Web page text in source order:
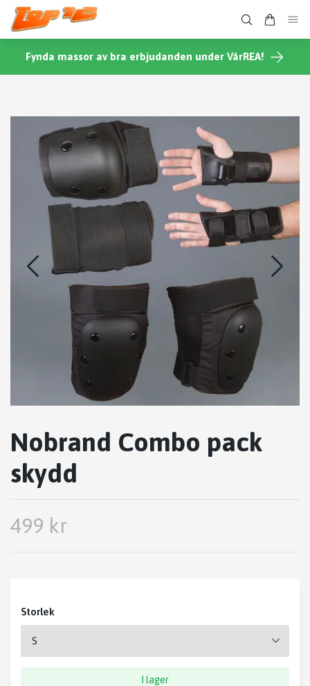
Fynda massor av bra erbjudanden under VårREA!
Nobrand Combo pack
skydd
499 kr
Storlek
I lager